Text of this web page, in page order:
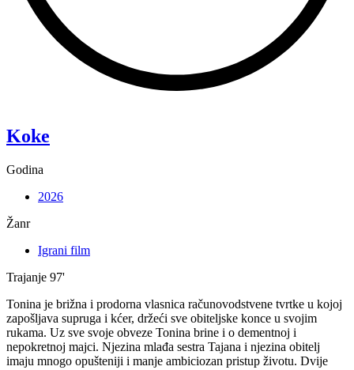
Koke
Godina
2026
Žanr
Igrani film
Trajanje 97'
Tonina je brižna i prodorna vlasnica računovodstvene tvrtke u kojoj
zapošljava supruga i kćer, držeći sve obiteljske konce u svojim
rukama. Uz sve svoje obveze Tonina brine i o dementnoj i
nepokretnoj majci. Njezina mlađa sestra Tajana i njezina obitelj
imaju mnogo opušteniji i manje ambiciozan pristup životu. Dvije